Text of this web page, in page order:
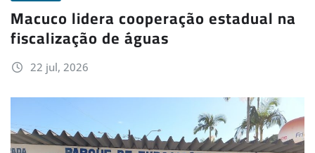
Macuco lidera cooperação estadual na
fiscalização de águas
22 jul, 2026